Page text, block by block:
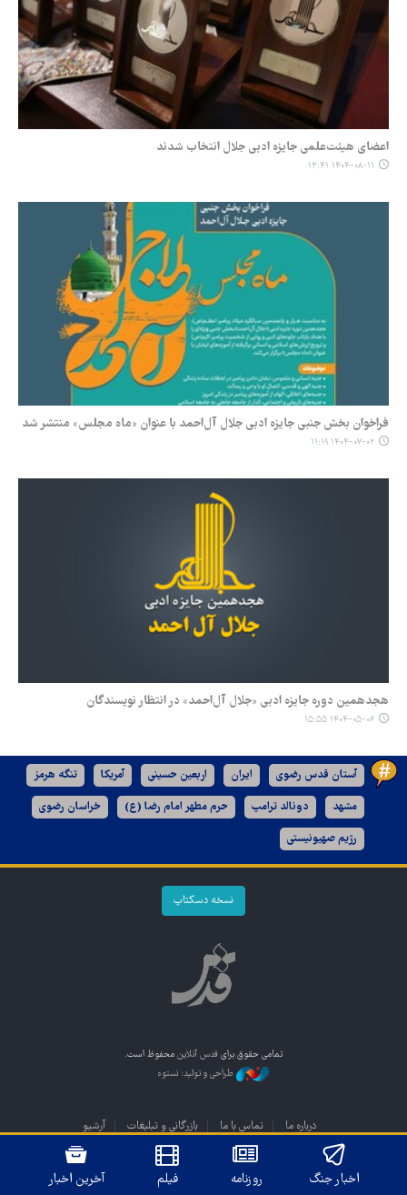
اعضای هیئت‌علمی جایزه ادبی جلال انتخاب شدند
۱۴۰۴-۰۸-۱۱ ۱۳:۴۱
فراخوان بخش جنبی جایزه ادبی جلال آل‌احمد با عنوان «ماه مجلس» منتشر شد
۱۴۰۴-۰۷-۰۲ ۱۱:۱۹
هجدهمین دوره‌ جایزه‌ ادبی «جلال آل‌احمد» در انتظار نویسندگان
۱۴۰۴-۰۵-۰۶ ۱۵:۵۵
آستان قدس رضوی ایران اربعین حسینی آمریکا تنگه هرمز
مشهد دونالد ترامپ حرم مطهر امام رضا (ع) خراسان رضوی
رژیم صهیونیستی
نسخه دسکتاپ
تمامی حقوق برای قدس آنلاین محفوظ است.
طراحی و تولید: نستوه
درباره ما تماس با ما بازرگانی و تبلیغات آرشیو
اخبار جنگ روزنامه فیلم آخرین اخبار